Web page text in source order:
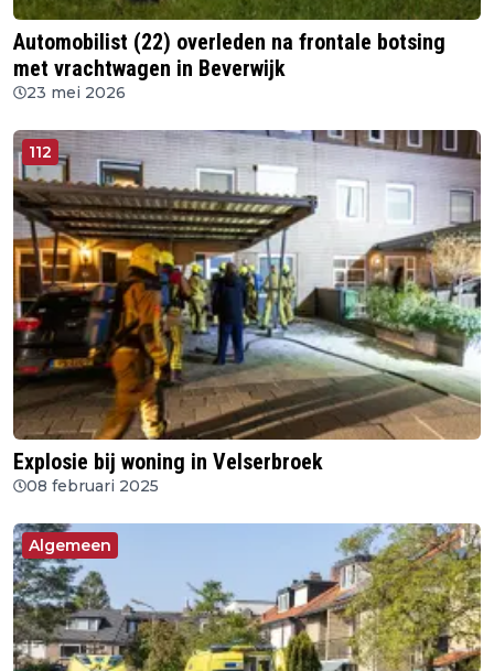
Automobilist (22) overleden na frontale botsing
met vrachtwagen in Beverwijk
23 mei 2026
112
Explosie bij woning in Velserbroek
08 februari 2025
Algemeen